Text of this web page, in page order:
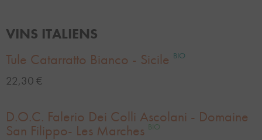
VINS ITALIENS
Tule Catarratto Bianco - Sicile BIO
22,30 €
D.O.C. Falerio Dei Colli Ascolani - Domaine
San Filippo- Les Marches BIO